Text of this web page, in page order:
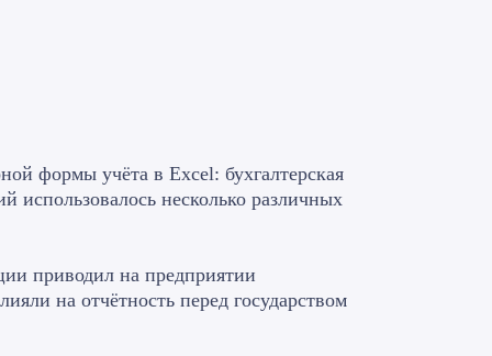
формы учёта в Excel: бухгалтерская
использовалось несколько различных
приводил на предприятии
на отчётность перед государством